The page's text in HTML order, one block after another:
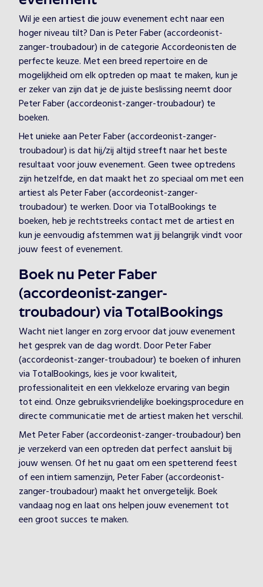
Wil je een artiest die jouw evenement echt naar een
hoger niveau tilt? Dan is Peter Faber (accordeonist-
zanger-troubadour) in de categorie Accordeonisten de
perfecte keuze. Met een breed repertoire en de
mogelijkheid om elk optreden op maat te maken, kun je
er zeker van zijn dat je de juiste beslissing neemt door
Peter Faber (accordeonist-zanger-troubadour) te
boeken.
Het unieke aan Peter Faber (accordeonist-zanger-
troubadour) is dat hij/zij altijd streeft naar het beste
resultaat voor jouw evenement. Geen twee optredens
zijn hetzelfde, en dat maakt het zo speciaal om met een
artiest als Peter Faber (accordeonist-zanger-
troubadour) te werken. Door via TotalBookings te
boeken, heb je rechtstreeks contact met de artiest en
kun je eenvoudig afstemmen wat jij belangrijk vindt voor
jouw feest of evenement.
Boek nu Peter Faber
(accordeonist-zanger-
troubadour) via TotalBookings
Wacht niet langer en zorg ervoor dat jouw evenement
het gesprek van de dag wordt. Door Peter Faber
(accordeonist-zanger-troubadour) te boeken of inhuren
via TotalBookings, kies je voor kwaliteit,
professionaliteit en een vlekkeloze ervaring van begin
tot eind. Onze gebruiksvriendelijke boekingsprocedure en
directe communicatie met de artiest maken het verschil.
Met Peter Faber (accordeonist-zanger-troubadour) ben
je verzekerd van een optreden dat perfect aansluit bij
jouw wensen. Of het nu gaat om een spetterend feest
of een intiem samenzijn, Peter Faber (accordeonist-
zanger-troubadour) maakt het onvergetelijk. Boek
vandaag nog en laat ons helpen jouw evenement tot
een groot succes te maken.